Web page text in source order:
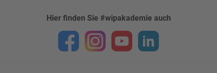
Hier finden Sie #wipakademie auch